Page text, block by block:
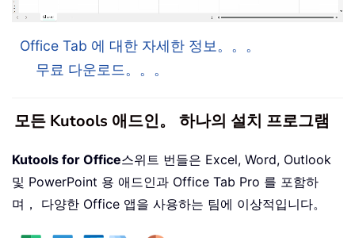
Office Tab 에 대한 자세한 정보。。。
무료 다운로드。。。
모든 Kutools 애드인。 하나의 설치 프로그램
Kutools for Office스위트 번들은 Excel, Word, Outlook
및 PowerPoint 용 애드인과 Office Tab Pro 를 포함하
며， 다양한 Office 앱을 사용하는 팀에 이상적입니다。